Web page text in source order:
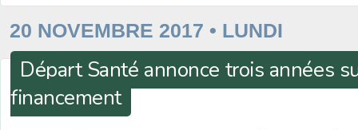
20 NOVEMBRE 2017 • LUNDI
Départ Santé annonce trois années
financement